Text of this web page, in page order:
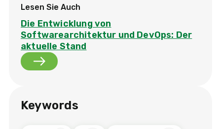
Lesen Sie Auch
Die Entwicklung von
Softwarearchitektur und DevOps: Der
aktuelle Stand
Keywords